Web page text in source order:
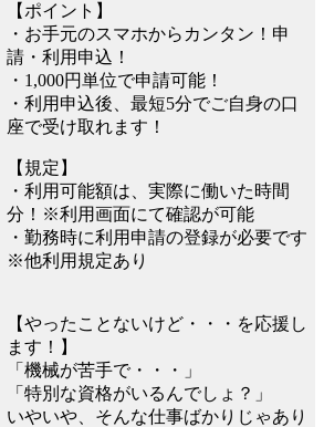
【ポイント】
・お手元のスマホからカンタン！申
請・利用申込！
・1,000円単位で申請可能！
・利用申込後、最短5分でご自身の口
座で受け取れます！
【規定】
・利用可能額は、実際に働いた時間
分！※利用画面にて確認が可能
・勤務時に利用申請の登録が必要です
※他利用規定あり
【やったことないけど・・・を応援し
ます！】
「機械が苦手で・・・」
「特別な資格がいるんでしょ？」
いやいや、そんな仕事ばかりじゃあり